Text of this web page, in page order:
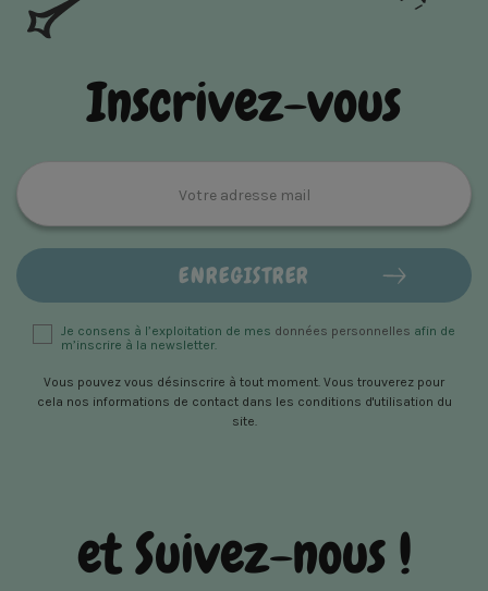
Inscrivez-vous
Vous pouvez vous désinscrire à tout moment. Vous trouverez pour
cela nos informations de contact dans les conditions d'utilisation du
site.
Je consens à l’exploitation de mes données personnelles afin de
m’inscrire à la newsletter.
et Suivez-nous !